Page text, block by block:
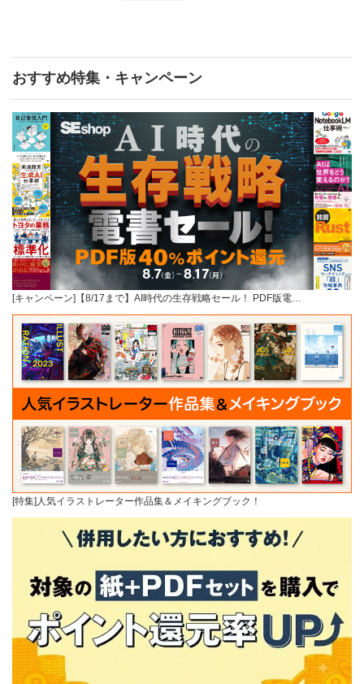
おすすめ特集・キャンペーン
[キャンペーン]【8/17まで】AI時代の生存戦略セール！ PDF版電…
[特集]人気イラストレーター作品集＆メイキングブック！